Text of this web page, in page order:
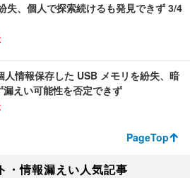
失、個人で探索続けるも発見できず 3/4
人情報保存した USB メモリを紛失、暗
えい可能性を否定できず
PageTop
・情報漏えい人気記事